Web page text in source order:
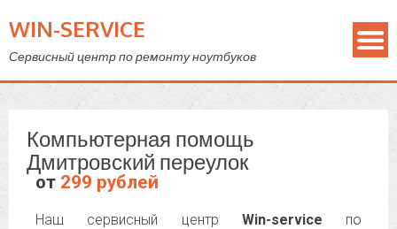
WIN-SERVICE
Сервисный центр по ремонту ноутбуков
Компьютерная помощь
Дмитровский переулок
от 299 рублей
Наш сервисный центр Win-service по